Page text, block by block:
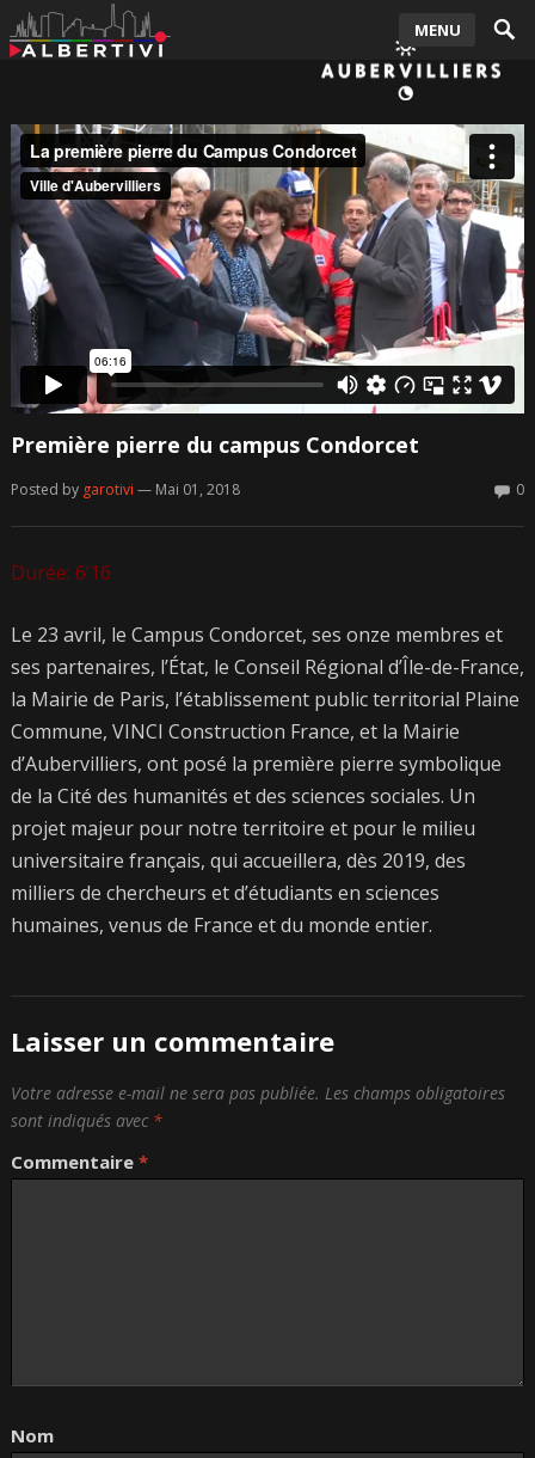
MENU
Première pierre du campus Condorcet
Posted by garotivi — Mai 01, 2018 0
Durée: 6’16
Le 23 avril, le Campus Condorcet, ses onze membres et
ses partenaires, l’État, le Conseil Régional d’Île-de-France,
la Mairie de Paris, l’établissement public territorial Plaine
Commune, VINCI Construction France, et la Mairie
d’Aubervilliers, ont posé la première pierre symbolique
de la Cité des humanités et des sciences sociales. Un
projet majeur pour notre territoire et pour le milieu
universitaire français, qui accueillera, dès 2019, des
milliers de chercheurs et d’étudiants en sciences
humaines, venus de France et du monde entier.
Laisser un commentaire
Votre adresse e-mail ne sera pas publiée. Les champs obligatoires
sont indiqués avec *
Commentaire *
Nom